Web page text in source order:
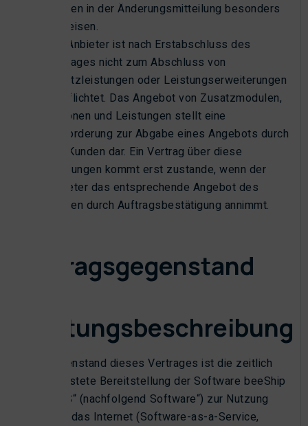
Kunden in der Änderungsmitteilung besonders
hinweisen.
Der Anbieter ist nach Erstabschluss des
Vertrages nicht zum Abschluss von
Zusatzleistungen oder Leistungserweiterungen
verpflichtet. Das Angebot von Zusatzmodulen,
Optionen und Leistungen stellt eine
Aufforderung zur Abgabe eines Angebots durch
den Kunden dar. Ein Vertrag über diese
Leistungen kommt erst zustande, wenn der
Anbieter das entsprechende Angebot des
Kunden durch Auftragsbestätigung annimmt.
Vertragsgegenstand
Leistungsbeschreibung
Gegenstand dieses Vertrages ist die zeitlich
befristete Bereitstellung der Software beeShip
WMS“ (nachfolgend Software“) zur Nutzung
über das Internet (Software-as-a-Service,